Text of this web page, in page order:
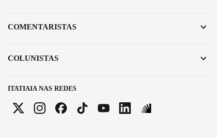
ITATIAIA NAS REDES
COMENTARISTAS
COLUNISTAS